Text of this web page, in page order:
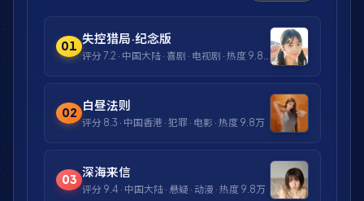
01
失控猎局·纪念版
评分 7.2 · 中国大陆 · 喜剧 · 电视剧 · 热度 9.8万
02
白昼法则
评分 8.3 · 中国香港 · 犯罪 · 电影 · 热度 9.8万
03
深海来信
评分 9.4 · 中国大陆 · 悬疑 · 动漫 · 热度 9.8万